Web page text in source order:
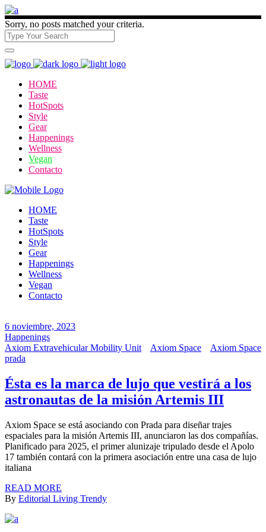
Sorry, no posts matched your criteria.
HOME
Taste
HotSpots
Style
Gear
Happenings
Wellness
Vegan
Contacto
HOME
Taste
HotSpots
Style
Gear
Happenings
Wellness
Vegan
Contacto
6 noviembre, 2023
Happenings
Axiom Extravehicular Mobility Unit
Axiom Space
Axiom Space
prada
Ésta es la marca de lujo que vestirá a los
astronautas de la misión Artemis III
Axiom Space se está asociando con Prada para diseñar trajes
espaciales para la misión Artemis III, anunciaron las dos compañías.
Planificado para 2025, el primer alunizaje tripulado desde el Apolo
17 también contará con la primera asociación entre una casa de lujo
italiana
READ MORE
By Editorial Living Trendy